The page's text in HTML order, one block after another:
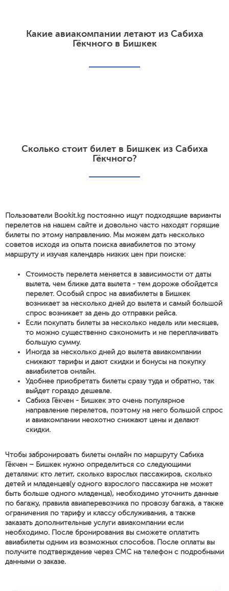
Какие авиакомпании летают из Сабиха
Гёкчного в Бишкек
Сколько стоит билет в Бишкек из Сабиха
Гёкчного?
Пользователи Bookit.kg постоянно ищут подходящие варианты
перелетов на нашем сайте и довольно часто находят горящие
билеты по этому направлению. Мы можем дать несколько
советов исходя из опыта поиска авиабилетов по этому
маршруту и изучая календарь низких цен при поиске:
Стоимость перелета меняется в зависимости от даты
вылета, чем ближе дата вылета - тем дороже обойдется
перелет. Особый спрос на авиабилеты в Бишкек
возникает за несколько дней до вылета и самый большой
спрос возникает за день до отправки рейса.
Если покупать билеты за несколько недель или месяцев,
то можно существенно сэкономить и не переплачивать
большую сумму.
Иногда за несколько дней до вылета авиакомпании
снижают тарифы и дают скидки и бонусы на покупку
авиабилетов онлайн.
Удобнее приобретать билеты сразу туда и обратно, так
выйдет гораздо дешевле.
Сабиха Гёкчен - Бишкек это очень популярное
направление перелетов, поэтому на него большой спрос
и авиакомпании неохотно снижают цены и делают
скидки.
Чтобы забронировать билеты онлайн по маршруту Сабиха
Гёкчен – Бишкек нужно определиться со следующими
деталями: кто летит, сколько взрослых пассажиров, сколько
детей и младенцев(у одного взрослого пассажира не может
быть больше одного младенца), необходимо уточнить данные
по багажу, правила авиаперевозчика по провозу багажа, а также
ограничения по тарифу и классу обслуживания, а также
заказать дополнительные услуги авиакомпании если
необходимо. После бронирования вы сможете оплатить
авиабилеты одним из возможных способов. После оплаты вы
получите подтверждение через СМС на телефон с подробными
данными о заказе.